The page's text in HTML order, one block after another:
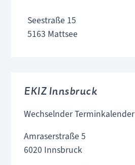
Seestraße 15
5163 Mattsee
EKIZ Innsbruck
Wechselnder Terminkalender
Amraserstraße 5
6020 Innsbruck